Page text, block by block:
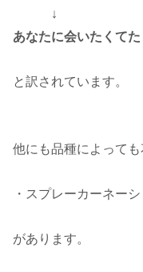
↓
あなたに会いたくて
と訳されています。
他にも品種によっても
・スプレーカーネ
があります。